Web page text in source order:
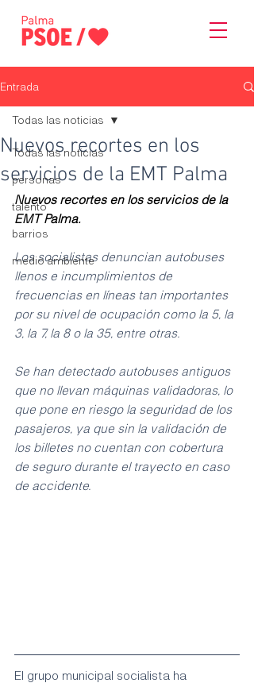
Entrada
Todas las noticias
personas
talento
barrios
medio ambiente
Todas las noticias
Nuevos recortes en los
servicios de la EMT Palma
Nuevos recortes en los servicios de la
EMT Palma.
Los socialistas denuncian autobuses
llenos e incumplimientos de
frecuencias en líneas tan importantes
por su nivel de ocupación como la 5, la
3, la 7, la 8 o la 35, entre otras.
Se han detectado autobuses antiguos
que no llevan máquinas validadoras, lo
que pone en riesgo la seguridad de los
pasajeros, ya que sin la validación de
los billetes no cuentan con cobertura
de seguro durante el trayecto en caso
de accidente.
El grupo municipal socialista ha